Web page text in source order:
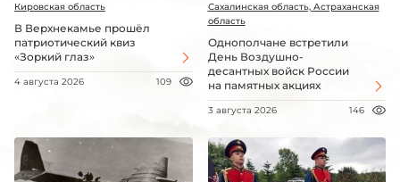
Кировская область
В Верхнекамье прошёл
патриотический квиз
«Зоркий глаз»
4 августа 2026 109
Сахалинская область, Астраханская
область
Однополчане встретили
День Воздушно-
десантных войск России
на памятных акциях
3 августа 2026 146